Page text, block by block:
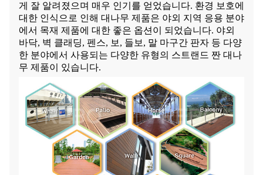
게 잘 알려졌으며 매우 인기를 얻었습니다. 환경 보호에
대한 인식으로 인해 대나무 제품은 야외 지역 응용 분야
에서 목재 제품에 대한 좋은 옵션이 되었습니다. 야외
바닥, 벽 클래딩, 펜스, 보, 들보, 말 마구간 판자 등 다양
한 분야에서 사용되는 다양한 유형의 스트랜드 짠 대나
무 제품이 있습니다.